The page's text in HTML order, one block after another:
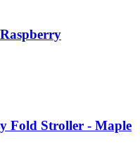
Fold Stroller - Maple